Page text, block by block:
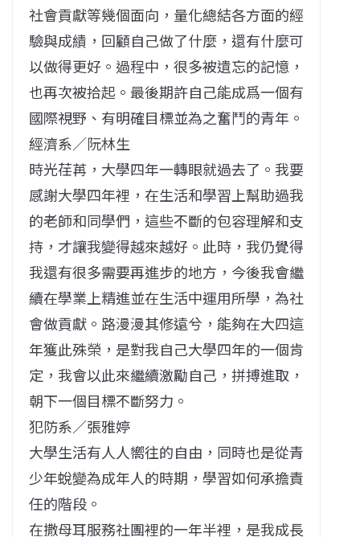
社會貢獻等幾個面向，量化總結各方面的經
驗與成績，回顧自己做了什麼，還有什麼可
以做得更好。過程中，很多被遺忘的記憶，
也再次被拾起。最後期許自己能成爲一個有
國際視野、有明確目標並為之奮鬥的青年。
經濟系／阮林生
時光荏苒，大學四年一轉眼就過去了。我要
感謝大學四年裡，在生活和學習上幫助過我
的老師和同學們，這些不斷的包容理解和支
持，才讓我變得越來越好。此時，我仍覺得
我還有很多需要再進步的地方，今後我會繼
續在學業上精進並在生活中運用所學，為社
會做貢獻。路漫漫其修遠兮，能夠在大四這
年獲此殊榮，是對我自己大學四年的一個肯
定，我會以此來繼續激勵自己，拼搏進取，
朝下一個目標不斷努力。
犯防系／張雅婷
大學生活有人人嚮往的自由，同時也是從青
少年蛻變為成年人的時期，學習如何承擔責
任的階段。
在撒母耳服務社團裡的一年半裡，是我成長